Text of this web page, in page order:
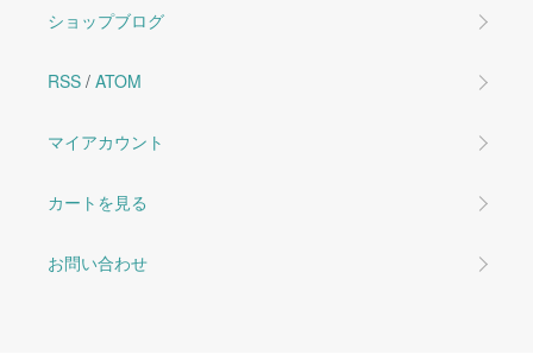
ショップブログ
RSS / ATOM
マイアカウント
カートを見る
お問い合わせ